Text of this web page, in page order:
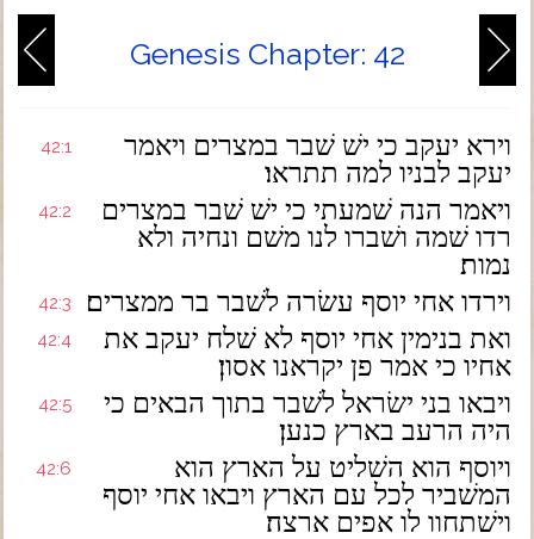
Genesis Chapter: 42
42:1
וירא יעקב כי ישׁ שׁבר במצרים ויאמר
יעקב לבניו למה תתראו׃
42:2
ויאמר הנה שׁמעתי כי ישׁ שׁבר במצרים
רדו שׁמה ושׁברו לנו משׁם ונחיה ולא
נמות׃
42:3 וירדו אחי יוסף עשׂרה לשׁבר בר ממצרים׃
42:4
ואת בנימין אחי יוסף לא שׁלח יעקב את
אחיו כי אמר פן יקראנו אסון׃
42:5
ויבאו בני ישׂראל לשׁבר בתוך הבאים כי
היה הרעב בארץ כנען׃
42:6
ויוסף הוא השׁליט על הארץ הוא
המשׁביר לכל עם הארץ ויבאו אחי יוסף
וישׁתחוו לו אפים ארצה׃